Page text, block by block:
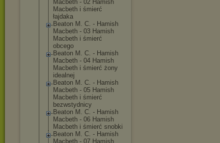
Macbeth - 02 Hamish
Macbeth i śmierć
łajdaka
Beaton M. C. - Hamish
Macbeth - 03 Hamish
Macbeth i śmierć
obcego
Beaton M. C. - Hamish
Macbeth - 04 Hamish
Macbeth i śmierć żony
idealnej
Beaton M. C. - Hamish
Macbeth - 05 Hamish
Macbeth i śmierć
bezwstydnicy
Beaton M. C. - Hamish
Macbeth - 06 Hamish
Macbeth i śmierć snobki
Beaton M. C. - Hamish
Macbeth - 07 Hamish